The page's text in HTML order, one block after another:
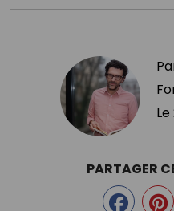
Le
PARTAGER